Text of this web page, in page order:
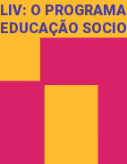
LIV: O
EDUCAÇÃO